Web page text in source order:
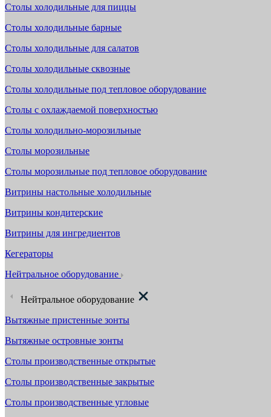
Столы холодильные для пиццы
Столы холодильные барные
Столы холодильные для салатов
Столы холодильные сквозные
Столы холодильные под тепловое оборудование
Столы с охлаждаемой поверхностью
Столы холодильно-морозильные
Столы морозильные
Столы морозильные под тепловое оборудование
Витрины настольные холодильные
Витрины кондитерские
Витрины для ингредиентов
Кегераторы
Нейтральное оборудование
Нейтральное оборудование
Вытяжные пристенные зонты
Вытяжные островные зонты
Столы производственные открытые
Столы производственные закрытые
Столы производственные угловые